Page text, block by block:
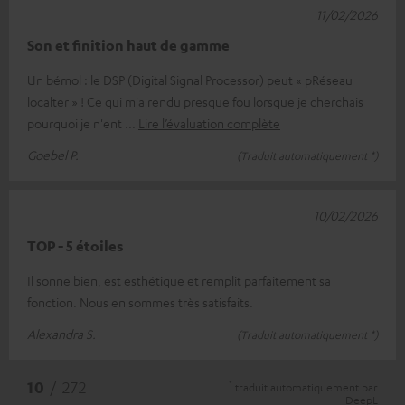
Son et finition haut de gamme
Un bémol : le DSP (Digital Signal Processor) peut « pRéseau
localter » ! Ce qui m'a rendu presque fou lorsque je cherchais
pourquoi je n'ent
Lire l’évaluation complète
Goebel P.
(Traduit automatiquement *)
11/02/2026
TOP - 5 étoiles
Il sonne bien, est esthétique et remplit parfaitement sa
fonction. Nous en sommes très satisfaits.
Alexandra S.
(Traduit automatiquement *)
10/02/2026